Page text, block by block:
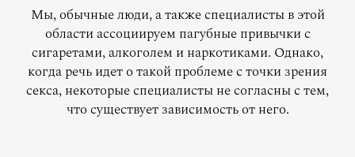
Мы, обычные люди, а также специалисты в этой
области ассоциируем пагубные привычки с
сигаретами, алкоголем и наркотиками. Однако,
когда речь идет о такой проблеме с точки зрения
секса, некоторые специалисты не согласны с тем,
что существует зависимость от него.